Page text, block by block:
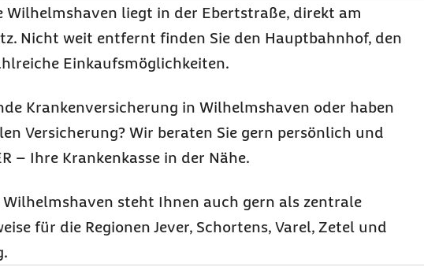
Wilhelmshaven liegt in der Ebertstraße, direkt am
Nicht weit entfernt finden Sie den Hauptbahnhof, den
Einkaufsmöglichkeiten.
Krankenversicherung in Wilhelmshaven oder haben
Versicherung? Wir beraten Sie gern persönlich und
– Ihre Krankenkasse in der Nähe.
Wilhelmshaven steht Ihnen auch gern als zentrale
für die Regionen Jever, Schortens, Varel, Zetel und